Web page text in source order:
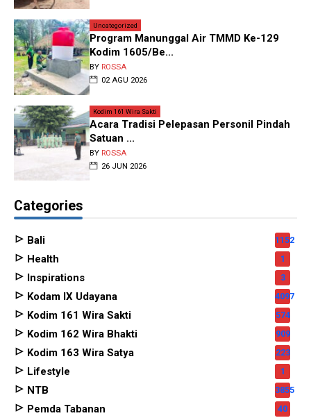
Uncategorized
Program Manunggal Air TMMD Ke-129
Kodim 1605/Be...
BY ROSSA
02 AGU 2026
Kodim 161 Wira Sakti
Acara Tradisi Pelepasan Personil Pindah
Satuan ...
BY ROSSA
26 JUN 2026
Categories
Bali 1152
Health 1
Inspirations 3
Kodam IX Udayana 4097
Kodim 161 Wira Sakti 574
Kodim 162 Wira Bhakti 909
Kodim 163 Wira Satya 223
Lifestyle 1
NTB 3855
Pemda Tabanan 40